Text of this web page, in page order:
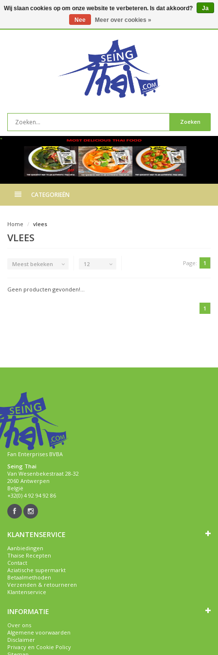
Zoeken
"
CATEGORIEËN
Home vlees
VLEES
Meest bekeken 12 Page: 1
Geen producten gevonden!...
1
Fan Enterprises BVBA
Seing Thai
Van Wesenbekestraat 28-32
2060 Antwerpen
België
+32(0) 4 92 94 92 86
KLANTENSERVICE
Aanbiedingen
Thaise Recepten
Contact
Aziatische supermarkt
Betaalmethoden
Verzenden & retourneren
Klantenservice
INFORMATIE
Over ons
Algemene voorwaarden
Disclaimer
Privacy en Cookie Policy
Wij slaan cookies op om onze website te verbeteren. Is dat akkoord?
Ja
Nee
Meer over cookies »